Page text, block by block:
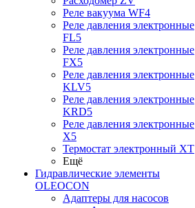
Реле вакуума WF4
Реле давления электронные
FL5
Реле давления электронные
FX5
Реле давления электронные
KLV5
Реле давления электронные
KRD5
Реле давления электронные
X5
Термостат электронный XT
Ещё
Гидравлические элементы
OLEOCON
Адаптеры для насосов